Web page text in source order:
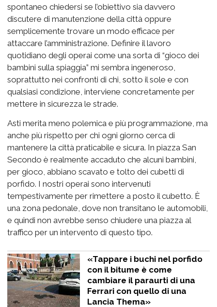
spontaneo chiedersi se l’obiettivo sia davvero
discutere di manutenzione della città oppure
semplicemente trovare un modo efficace per
attaccare l’amministrazione. Definire il lavoro
quotidiano degli operai come una sorta di “gioco dei
bambini sulla spiaggia” mi sembra ingeneroso,
soprattutto nei confronti di chi, sotto il sole e con
qualsiasi condizione, interviene concretamente per
mettere in sicurezza le strade.
Asti merita meno polemica e più programmazione, ma
anche più rispetto per chi ogni giorno cerca di
mantenere la città praticabile e sicura. In piazza San
Secondo è realmente accaduto che alcuni bambini,
per gioco, abbiano scavato e tolto dei cubetti di
porfido. I nostri operai sono intervenuti
tempestivamente per rimettere a posto il cubetto. È
una zona pedonale, dove non transitano le automobili,
e quindi non avrebbe senso chiudere una piazza al
traffico per un intervento di questo tipo.
«Tappare i buchi nel porfido
con il bitume è come
cambiare il paraurti di una
Ferrari con quello di una
Lancia Thema»